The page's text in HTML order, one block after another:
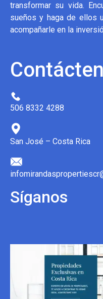
transformar su vida.
sueños y haga de ellos
acompañarle en la
506 8332 4288
San José – Costa Rica
Síganos